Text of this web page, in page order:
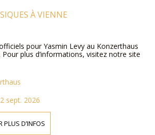
À VIENNE
pour Yasmin Levy au Konzerthaus
Pour plus d’informations, visitez notre site
sept. 2026
PLUS D’INFOS